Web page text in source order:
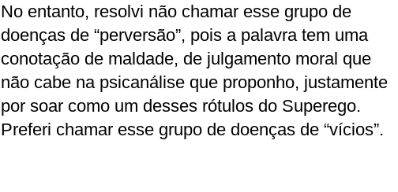
No entanto, resolvi não chamar esse grupo de
doenças de “perversão”, pois a palavra tem uma
conotação de maldade, de julgamento moral que
não cabe na psicanálise que proponho, justamente
por soar como um desses rótulos do Superego.
Preferi chamar esse grupo de doenças de “vícios”.